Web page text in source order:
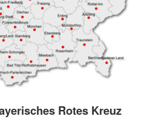
Rotes Kreuz